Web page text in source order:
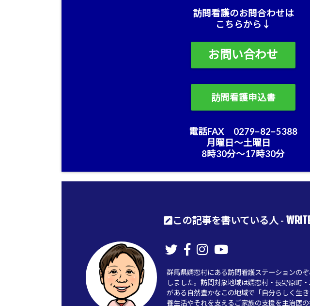
訪問看護のお問合わせは
こちらから↓
お問い合わせ
訪問看護申込書
電話FAX 0279−82−5388
月曜日〜土曜日
8時30分〜17時30分
この記事を書いている人 -
群馬県嬬恋村にある訪問看護ステーションの
しました。訪問対象地域は嬬恋村・長野原町
がある自然豊かなこの地域で「自分らしく生
養生活やそれを支えるご家族の支援を主治医